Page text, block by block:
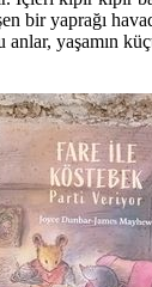
bir yaprağı
yaşamın